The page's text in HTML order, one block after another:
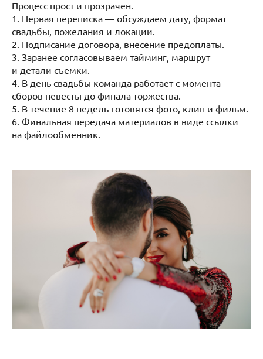
Процесс прост и прозрачен.
1. Первая переписка — обсуждаем дату, формат
свадьбы, пожелания и локации.
2. Подписание договора, внесение предоплаты.
3. Заранее согласовываем тайминг, маршрут
и детали съемки.
4. В день свадьбы команда работает с момента
сборов невесты до финала торжества.
5. В течение 8 недель готовятся фото, клип и фильм.
6. Финальная передача материалов в виде ссылки
на файлообменник.